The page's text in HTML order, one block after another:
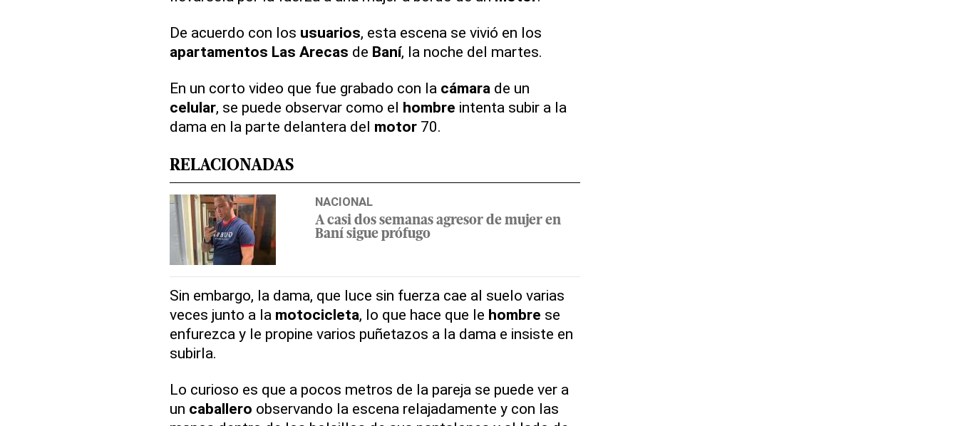
De acuerdo con los usuarios, esta escena se vivió en los
apartamentos Las Arecas de Baní, la noche del martes.
En un corto video que fue grabado con la cámara de un
celular, se puede observar como el hombre intenta subir a la
dama en la parte delantera del motor70.
RELACIONADAS
NACIONAL
A casi dos semanas agresor de mujer en
Baní sigue prófugo
Sin embargo, la dama, que luce sin fuerza cae al suelo varias
veces junto a la motocicleta, lo que hace que le hombre se
enfurezca y le propine varios puñetazos a la dama e insiste en
subirla.
Lo curioso es que a pocos metros de la pareja se puede ver a
un caballero observando la escena relajadamente y con las